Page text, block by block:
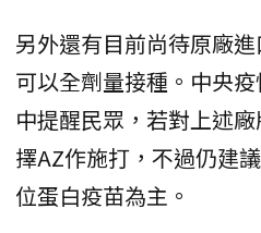
另外還有目前尚待原廠
可以全劑量接種。中央
中提醒民眾，若對上述
擇AZ作施打，不過仍建
位蛋白疫苗為主。